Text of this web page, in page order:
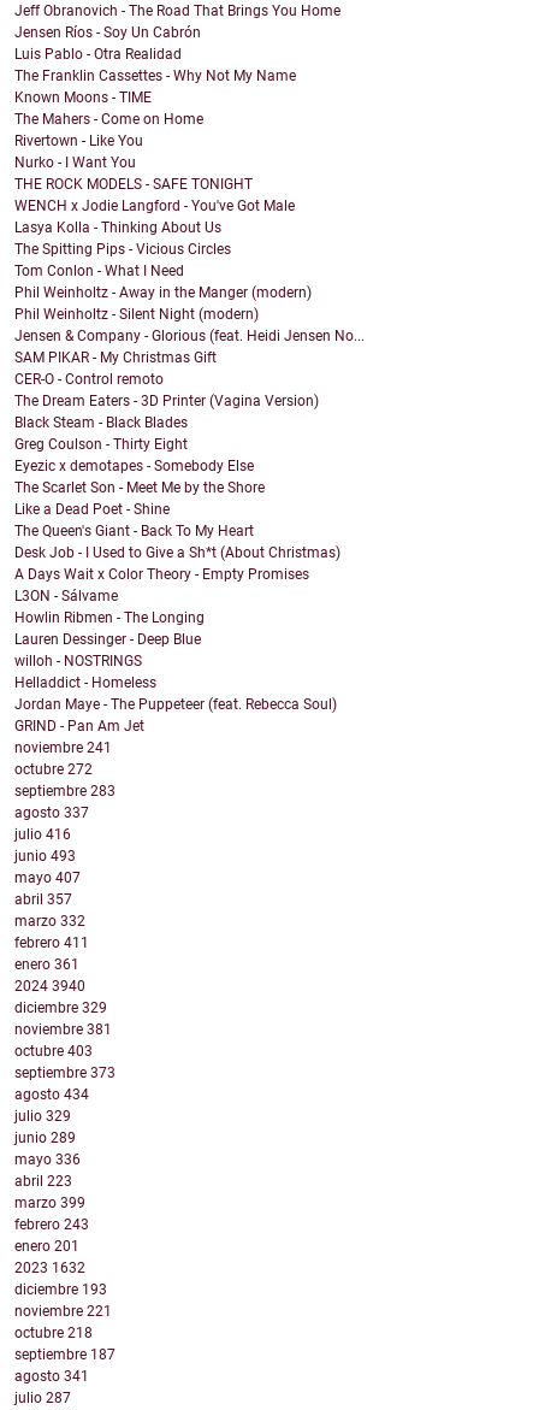
Jeff Obranovich - The Road That Brings You Home
Jensen Ríos - Soy Un Cabrón
Luis Pablo - Otra Realidad
The Franklin Cassettes - Why Not My Name
Known Moons - TIME
The Mahers - Come on Home
Rivertown - Like You
Nurko - I Want You
THE ROCK MODELS - SAFE TONIGHT
WENCH x Jodie Langford - You've Got Male
Lasya Kolla - Thinking About Us
The Spitting Pips - Vicious Circles
Tom Conlon - What I Need
Phil Weinholtz - Away in the Manger (modern)
Phil Weinholtz - Silent Night (modern)
Jensen & Company - Glorious (feat. Heidi Jensen No...
SAM PIKAR - My Christmas Gift
CER-O - Control remoto
The Dream Eaters - 3D Printer (Vagina Version)
Black Steam - Black Blades
Greg Coulson - Thirty Eight
Eyezic x demotapes - Somebody Else
The Scarlet Son - Meet Me by the Shore
Like a Dead Poet - Shine
The Queen's Giant - Back To My Heart
Desk Job - I Used to Give a Sh*t (About Christmas)
A Days Wait x Color Theory - Empty Promises
L3ON - Sálvame
Howlin Ribmen - The Longing
Lauren Dessinger - Deep Blue
willoh - NOSTRINGS
Helladdict - Homeless
Jordan Maye - The Puppeteer (feat. Rebecca Soul)
GRIND - Pan Am Jet
noviembre 241
octubre 272
septiembre 283
agosto 337
julio 416
junio 493
mayo 407
abril 357
marzo 332
febrero 411
enero 361
2024 3940
diciembre 329
noviembre 381
octubre 403
septiembre 373
agosto 434
julio 329
junio 289
mayo 336
abril 223
marzo 399
febrero 243
enero 201
2023 1632
diciembre 193
noviembre 221
octubre 218
septiembre 187
agosto 341
julio 287